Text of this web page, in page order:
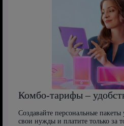
Комбо-тарифы –
Создавайте персональные пакеты
свои нужды и платите только за